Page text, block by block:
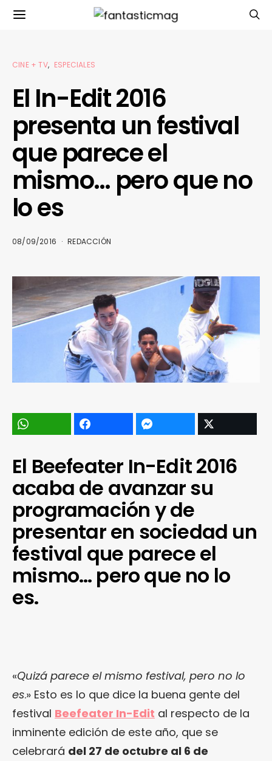
CINE + TV ESPECIALES
El In-Edit 2016
presenta un festival
que parece el
mismo… pero que no
lo es
08/09/2016 REDACCIÓN
El Beefeater In-Edit 2016
acaba de avanzar su
programación y de
presentar en sociedad un
festival que parece el
mismo… pero que no lo
es.
«Quizá parece el mismo festival, pero no lo
es.» Esto es lo que dice la buena gente del
festival Beefeater In-Edit al respecto de la
inminente edición de este año, que se
celebrará del 27 de octubre al 6 de